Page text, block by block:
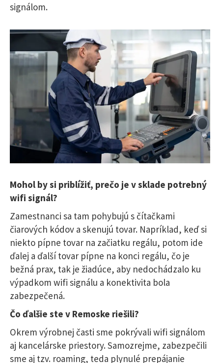
signálom.
Mohol by si priblížiť, prečo je v sklade potrebný
wifi signál?
Zamestnanci sa tam pohybujú s čítačkami
čiarových kódov a skenujú tovar. Napríklad, keď si
niekto pípne tovar na začiatku regálu, potom ide
ďalej a ďalší tovar pípne na konci regálu, čo je
bežná prax, tak je žiadúce, aby nedochádzalo ku
výpadkom wifi signálu a konektivita bola
zabezpečená.
Čo ďalšie ste v Remoske riešili?
Okrem výrobnej časti sme pokrývali wifi signálom
aj kancelárske priestory. Samozrejme, zabezpečili
sme aj tzv. roaming, teda plynulé prepájanie